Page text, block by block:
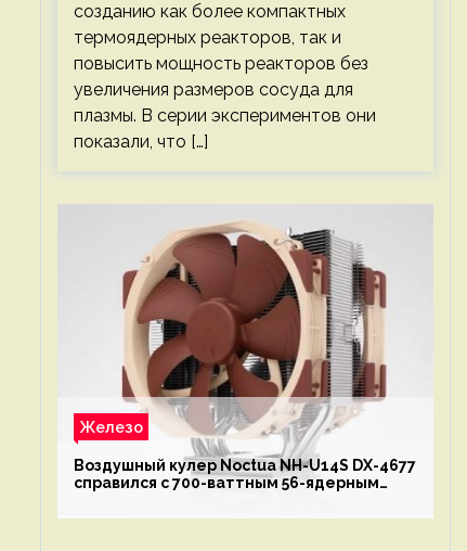
созданию как более компактных
термоядерных реакторов, так и
повысить мощность реакторов без
увеличения размеров сосуда для
плазмы. В серии экспериментов они
показали, что […]
Железо
Воздушный кулер Noctua NH-U14S DX-4677
справился с 700-ваттным 56-ядерным